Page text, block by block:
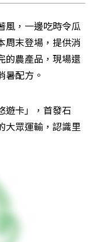
風，一邊吃時令瓜
周末登場，提供消
的農產品，現場還
暑配方。
遊卡」，首發石
大眾運輸，認識里